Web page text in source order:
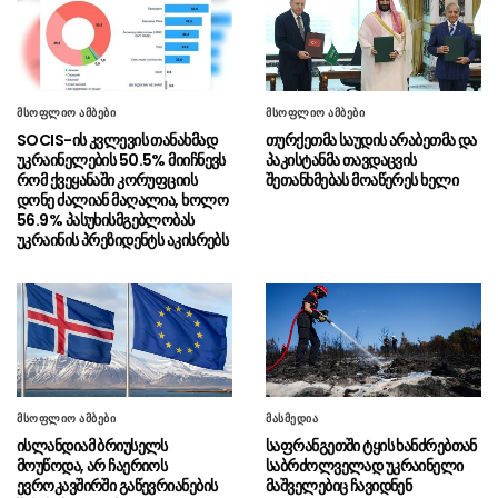
07.08 - 15:10
“ნაციონალური მოძრაობიდან“
გვახსოვს გვარები, რომელთაც ბილეთები
ჰქონდათ ნაყიდი, ზოგი საბაჟოებზე
გადადიოდა”
07.08 - 15:07“მე არასდროს მახსოვს, მე
პირადად ან ჩემს ირგვლივ რბილი
განცხადებებით რომ გამოირჩეოდა ვინმე
რუსეთის მიმართ”
07.08 - 14:49ნიკოლ ფაშინიანი –
ბერკეტი არ აქვს
07.08 - 14:37 პირველი კლასის
მოსწავლეებისთვის სასკოლო ფორმების
რეალიზაცია 1–14 სექტემბრის პერიოდში
განხორციელდება
07.08 - 14:29“ლუზერი სააკაშვილი კიდევ
ბედავს და 2008 წლის ომზე ხმას იღებს,
რუსების ინტერესებს ატარებდა, სტრატეგიული
მსოფლიო ამბები
SOCIS-ის კვლევის თანახმად
უკრაინელების 50.5% მიიჩნევს
რომ ქვეყანაში კორუფციის
დონე ძალიან მაღალია, ხოლო
56.9% პასუხისმგებლობას
უკრაინის პრეზიდენტს აკისრებს
მსოფლიო ამბები
თურქეთმა საუდის არაბეთმა და
პაკისტანმა თავდაცვის
შეთანხმებას მოაწერეს ხელი
მსოფლიო ამბები
ისლანდიამ ბრიუსელს
მოუწოდა, არ ჩაერიოს
ევროკავშირში გაწევრიანების
მასმედია
საფრანგეთში ტყის ხანძრებთან
საბრძოლველად უკრაინელი
მაშველებიც ჩავიდნენ